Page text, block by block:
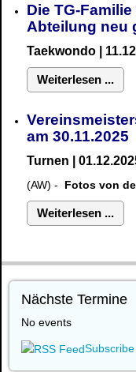
Die TG-
Abteilung neu
Taekwondo |
Weiterlesen ...
am 30.11.2025
Turnen |
(AW) - Fotos von
Weiterlesen ...
Nächste Termine
No events